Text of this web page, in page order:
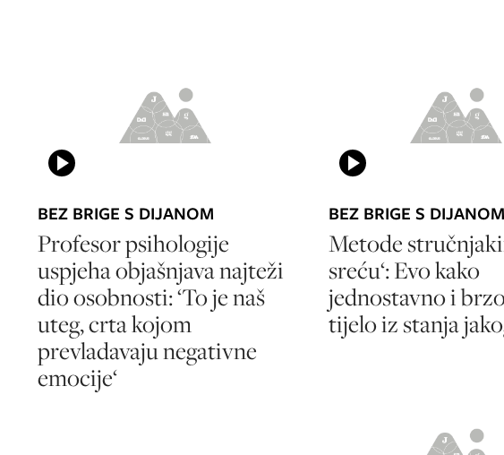
BEZ BRIGE S DIJANOM
Profesor psihologije
uspjeha objašnjava najteži
dio osobnosti: ‘To je naš
uteg, crta kojom
prevladavaju negativne
emocije‘
BEZ BRIGE S DIJANOM
Metode
sreću‘: Evo kako
jednostavno i
tijelo iz stanja